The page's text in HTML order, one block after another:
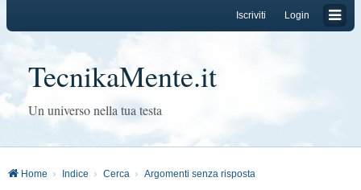
Login
Iscriviti
TecnikaMente.it
Un universo nella tua testa
Home Indice Cerca Argomenti senza risposta